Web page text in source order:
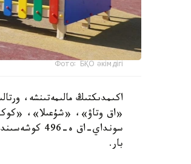
Фото: БҚО әкімдігі
اكىمدىكتىڭ مالىمەتىنشە،
«اق وتاۋ»، «شۇعىلا»،
بار.